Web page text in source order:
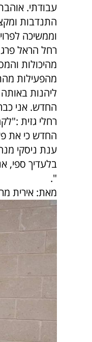
עבודתי.
התנדבות
וממשיכה
רחל הראל
מהפעילות
ליהנות
החדש. אני
רחלי גזית
החדש כי את
ענת ניסקי
בלעדיך ספי,
".
מאת: אירית